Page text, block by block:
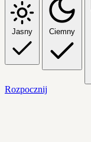
Jasny Ciemny
Rozpocznij